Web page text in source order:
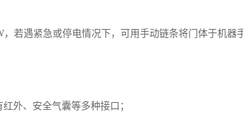
，若遇紧急或停电情况下，可用手动链条将门体于机器
外、安全气囊等多种接口；